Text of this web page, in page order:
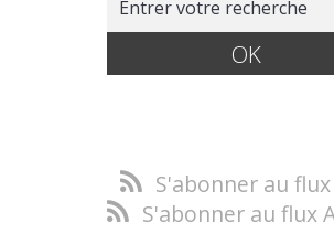
S'abonner au flux
S'abonner au flux